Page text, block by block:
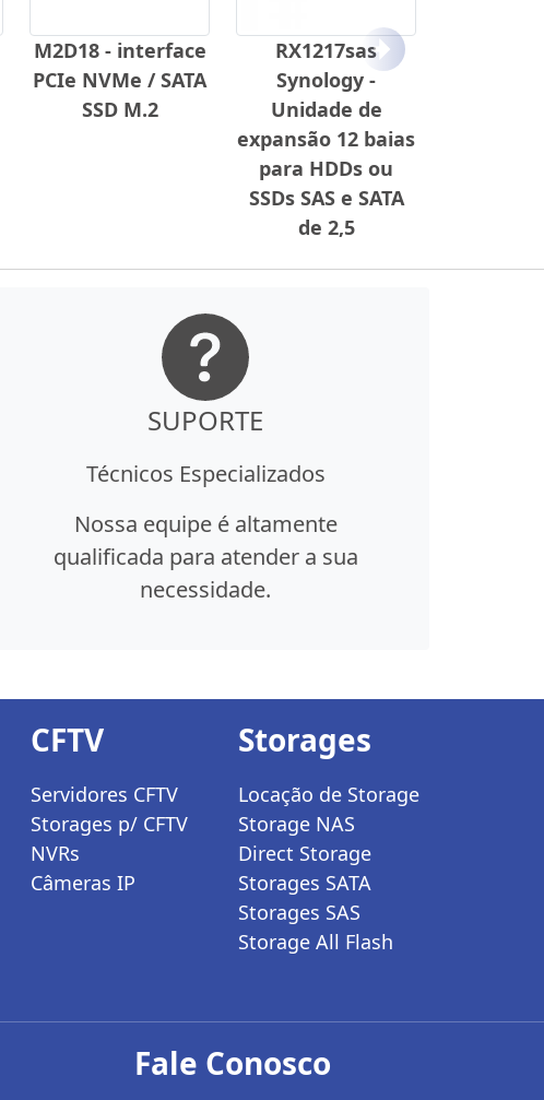
M2D18 - interface
PCIe NVMe / SATA
SSD M.2
RX1217sas
Synology -
Unidade de
expansão 12 baias
para HDDs ou
SSDs SAS e SATA
de 2,5
Próximo
SUPORTE
Técnicos Especializados
Nossa equipe é altamente
qualificada para atender a sua
necessidade.
CFTV
Servidores CFTV
Storages p/ CFTV
NVRs
Câmeras IP
Storages
Locação de Storage
Storage NAS
Direct Storage
Storages SATA
Storages SAS
Storage All Flash
Fale Conosco